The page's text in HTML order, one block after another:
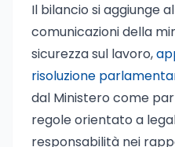
Il bilancio si aggiunge
comunicazioni della
sicurezza sul lavoro,
risoluzione
dal Ministero come
regole orientato a
responsabilità nei